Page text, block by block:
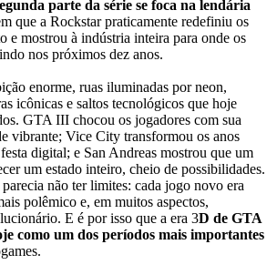
parte da série se foca na lendária
que a Rockstar praticamente redefiniu os
e mostrou à indústria inteira para onde os
nos próximos dez anos.
enorme, ruas iluminadas por neon,
icônicas e saltos tecnológicos que hoje
GTA III chocou os jogadores com sua
vibrante; Vice City transformou os anos
digital; e San Andreas mostrou que um
um estado inteiro, cheio de possibilidades.
não ter limites: cada jogo novo era
polêmico e, em muitos aspectos,
E é por isso que a era 3D de GTA
como um dos períodos mais importantes